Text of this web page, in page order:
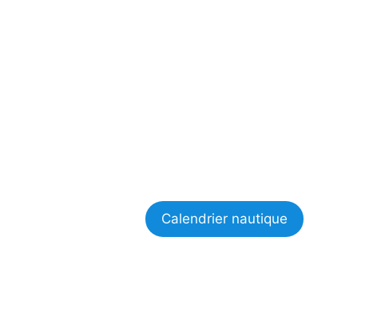
Calendrier nautique